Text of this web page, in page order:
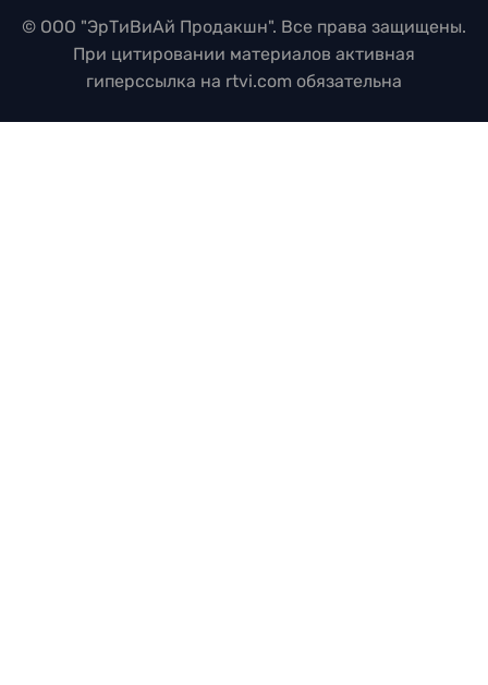
© ООО "ЭрТиВиАй Продакшн". Все права защищены.
При цитировании материалов активная
гиперссылка на rtvi.com обязательна